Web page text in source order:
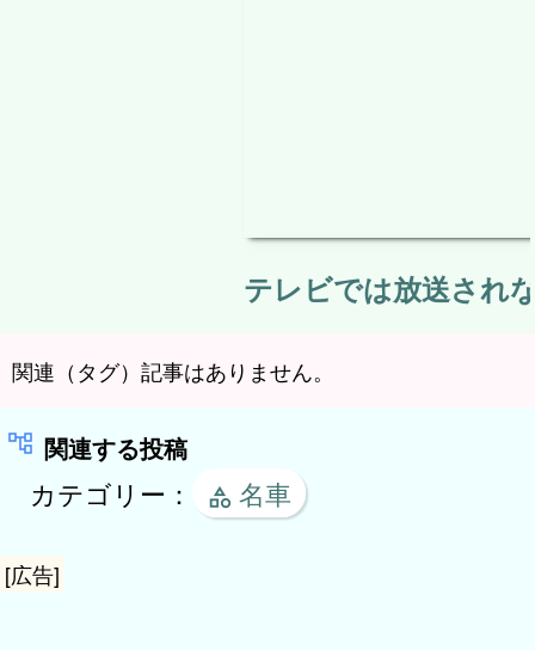
テレビでは放送され
関連（タグ）記事はありません。
関連する投稿
カテゴリー： 名車
[広告]